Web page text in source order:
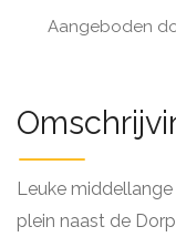
Aangeboden
Leuke
plein naast de